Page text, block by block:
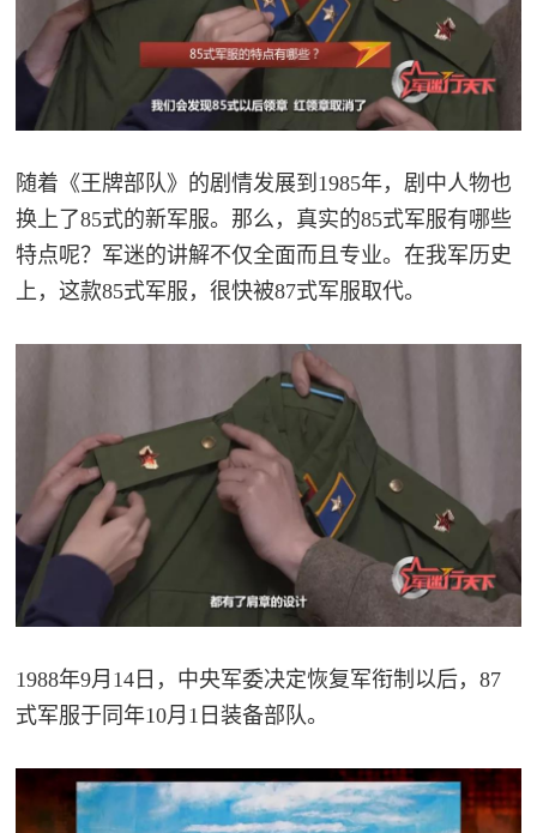
随着《王牌部队》的剧情发展到1985年，剧中人物也
换上了85式的新军服。那么，真实的85式军服有哪些
特点呢？军迷的讲解不仅全面而且专业。在我军历史
上，这款85式军服，很快被87式军服取代。
1988年9月14日，中央军委决定恢复军衔制以后，87
式军服于同年10月1日装备部队。